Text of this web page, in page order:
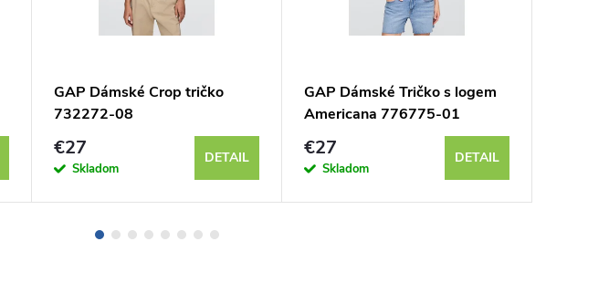
GAP Dámské Crop tričko
732272-08
€27
Skladom
DETAIL
GAP Dámské Tričko s logem
Americana 776775-01
€27
Skladom
DETAIL